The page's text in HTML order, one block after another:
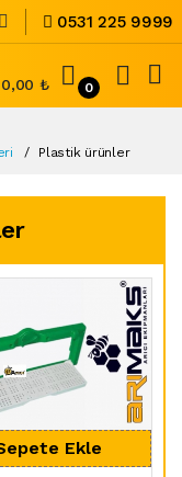
0531 225 9999
0,00 ₺ 0
Plastik ürünler